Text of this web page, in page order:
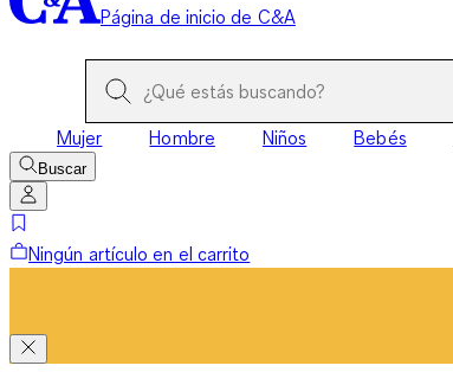
Página de inicio de C&A
Mujer Hombre Niños Bebés
Buscar
Ningún artículo en el carrito